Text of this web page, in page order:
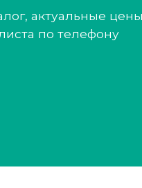
актуальные
по телефону